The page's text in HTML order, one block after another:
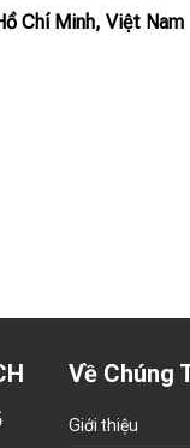
Chí Minh, Việt Nam
Về Chúng
Giới thiệu